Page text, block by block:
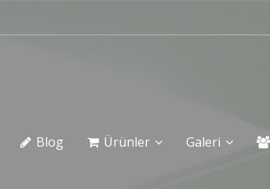
Blog Ürünler Galeri